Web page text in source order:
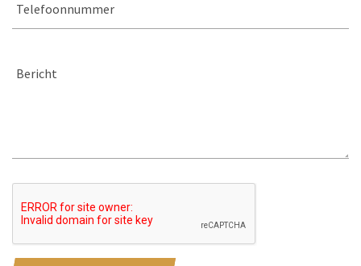
Telefoonnummer
Bericht